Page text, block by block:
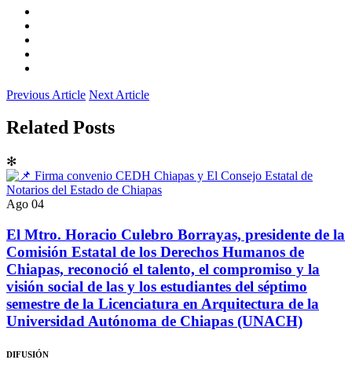
Previous Article Next Article
Related Posts
✻
Ago 04
El Mtro. Horacio Culebro Borrayas, presidente de la
Comisión Estatal de los Derechos Humanos de
Chiapas, reconoció el talento, el compromiso y la
visión social de las y los estudiantes del séptimo
semestre de la Licenciatura en Arquitectura de la
Universidad Autónoma de Chiapas (UNACH)
DIFUSIÓN